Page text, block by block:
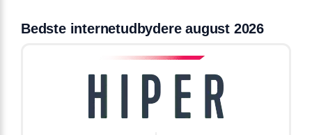
Bedste internetudbydere august 2026